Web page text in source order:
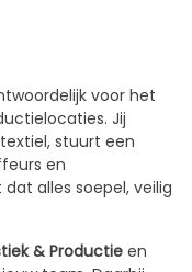
voor het
Jij
stuurt een
en
alles soepel, veilig
& Productie en